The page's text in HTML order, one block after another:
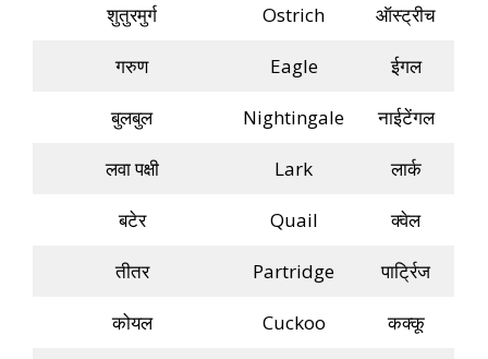
शुतुरमुर्ग Ostrich ऑस्ट्रीच
गरुण Eagle ईगल
बुलबुल Nightingale नाईटेंगल
लवा पक्षी Lark लार्क
बटेर Quail क्वेल
तीतर Partridge पार्ट्रिज
कोयल Cuckoo कक्कू